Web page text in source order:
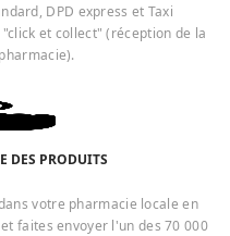
DPD express et Taxi
et collect" (réception de la
DES PRODUITS
votre pharmacie locale en
faites envoyer l'un des 70 000